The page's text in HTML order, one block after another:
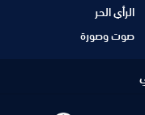
الرأي الحر
صوت وصورة